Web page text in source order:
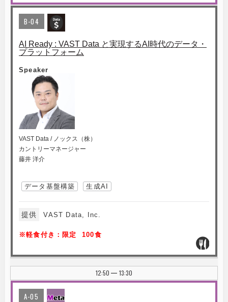
B-04
AI Ready : VAST Data と実現するAI時代のデータ・
プラットフォーム
Speaker
VAST Data / ノックス（株）
カントリーマネージャー
藤井 洋介
データ基盤構築 生成AI
提供 VAST Data, Inc.
※軽食付き：限定 100食
12:50 | 13:30
A-05